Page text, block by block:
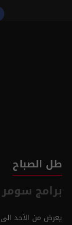
طل الصباح
برامج
يعرض من الأحد الى